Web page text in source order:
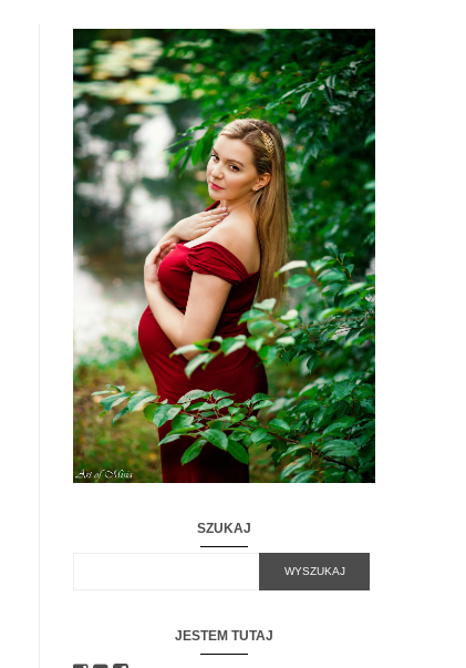
SZUKAJ
JESTEM TUTAJ